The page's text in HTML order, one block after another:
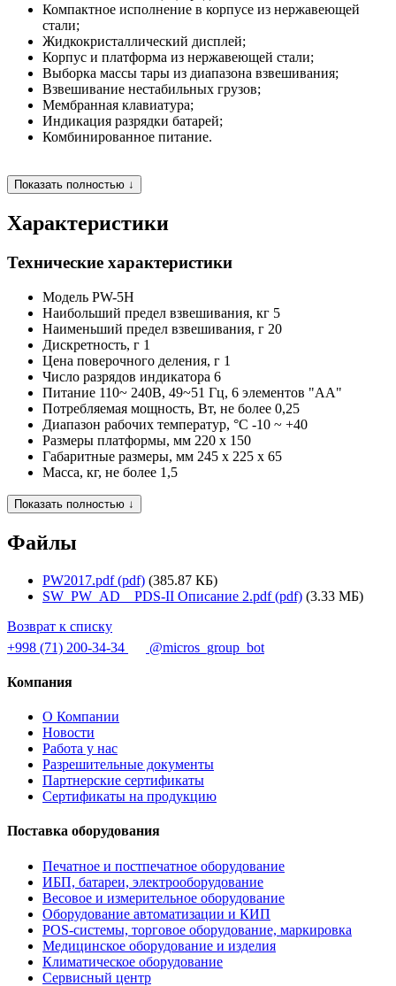
Компактное исполнение в корпусе из нержавеющей
стали;
Жидкокристаллический дисплей;
Корпус и платформа из нержавеющей стали;
Выборка массы тары из диапазона взвешивания;
Взвешивание нестабильных грузов;
Мембранная клавиатура;
Индикация разрядки батарей;
Комбинированное питание.
Показать полностью ↓
Характеристики
Технические характеристики
Модель PW-5H
Наибольший предел взвешивания, кг 5
Наименьший предел взвешивания, г 20
Дискретность, г 1
Цена поверочного деления, г 1
Число разрядов индикатора 6
Питание 110~ 240В, 49~51 Гц, 6 элементов "АА"
Потребляемая мощность, Вт, не более 0,25
Диапазон рабочих температур, °C -10 ~ +40
Размеры платформы, мм 220 x 150
Габаритные размеры, мм 245 x 225 x 65
Масса, кг, не более 1,5
Показать полностью ↓
Файлы
PW2017.pdf (pdf) (385.87 КБ)
SW_PW_AD__PDS-II Описание 2.pdf (pdf) (3.33 МБ)
Возврат к списку
+998 (71) 200-34-34
@micros_group_bot
Компания
О Компании
Новости
Работа у нас
Разрешительные документы
Партнерские сертификаты
Сертификаты на продукцию
Поставка оборудования
Печатное и постпечатное оборудование
ИБП, батареи, электрооборудование
Весовое и измерительное оборудование
Оборудование автоматизации и КИП
POS-системы, торговое оборудование, маркировка
Медицинское оборудование и изделия
Климатическое оборудование
Сервисный центр